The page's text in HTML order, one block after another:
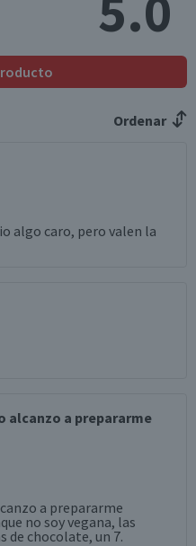
Ordenar
algo caro, pero valen la
alcanzo a prepararme
a prepararme
no soy vegana, las
de chocolate, un 7.